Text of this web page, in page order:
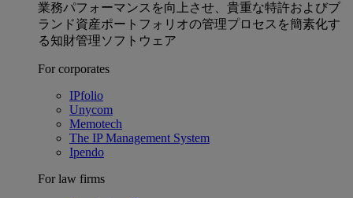
業務パフォーマンスを向上させ、貴重な特許およびブ
ランド資産ポートフォリオの管理プロセスを簡素化す
る知財管理ソフトウェア
For corporates
IPfolio
Unycom
Memotech
The IP Management System
Ipendo
For law firms